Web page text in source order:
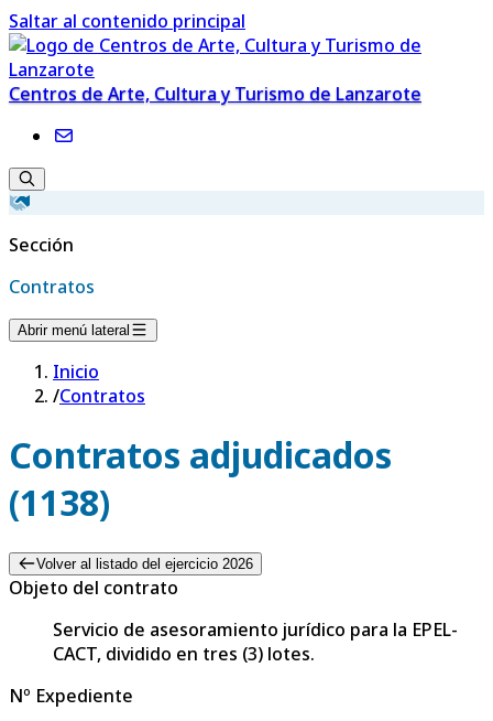
Saltar al contenido principal
Centros de Arte, Cultura y Turismo de Lanzarote
Sección
Contratos
Abrir menú lateral
Inicio
/Contratos
Contratos adjudicados
(1138)
Volver al listado del ejercicio 2026
Objeto del contrato
Servicio de asesoramiento jurídico para la EPEL-
CACT, dividido en tres (3) lotes.
Nº Expediente